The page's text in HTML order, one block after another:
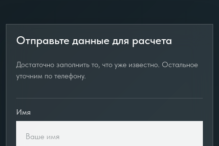
Отправьте данные для расчета
Достаточно заполнить то, что уже известно. Остальное
уточним по телефону.
Имя